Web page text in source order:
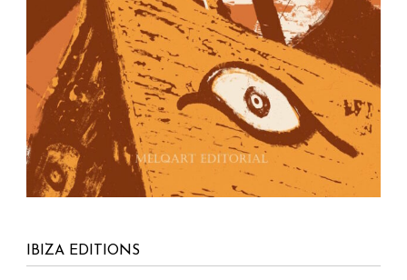
NUESTRAS WEBS
www.Ibiza-click.com
www.Ibiza-tickets.com
www.Ibizaeditions.com
www.tvclick.es
www.destaka.net